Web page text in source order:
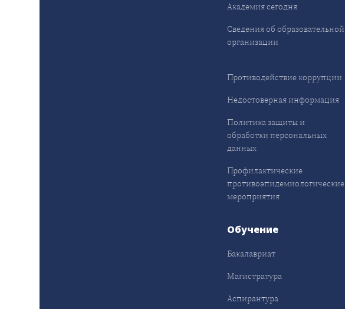
Академия сегодня
Сведения об образовательной
организации
Противодействие коррупции
Недостоверная информация
Политика защиты и
обработки персональных
данных
Профилактические
противоэпидемиологические
мероприятия
Обучение
Бакалавриат
Магистратура
Аспирантура